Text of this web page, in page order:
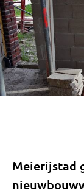
Meierijstad